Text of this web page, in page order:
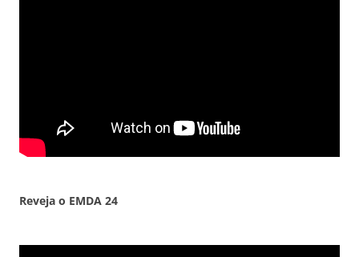
Reveja o EMDA 24